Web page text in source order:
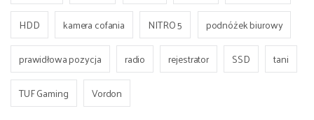
HDD
kamera cofania NITRO 5
podnóżek biurowy
prawidłowa pozycja
radio rejestrator SSD
tani
TUF Gaming
Vordon